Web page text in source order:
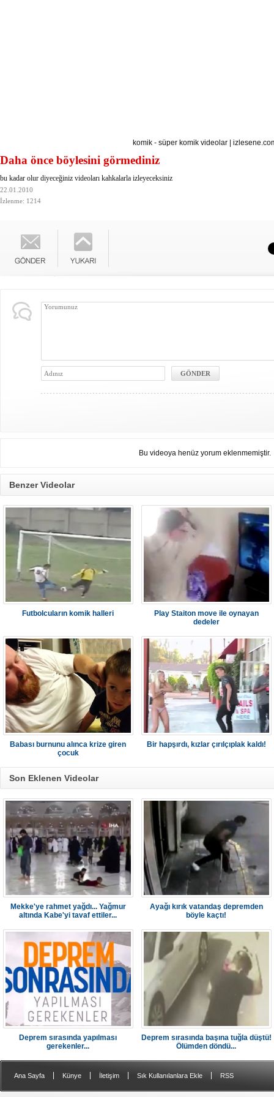
komik - süper komik videolar
Daha önce böylesini görmediniz
bu kadar olur diyeceğiniz videoları kahkalarla izleyeceksiniz
22.01.2010
İzlenme: 1214
Bu videoya henüz yorum eklenmemiştir.
Benzer Videolar
Futbolcuların komik halleri
Play Staiton move ile oynayan
dedeler
Babası burnunu alınca krize giren
çocuk
Bir hapşırdı, kızlar çırılçıplak kaldı!
Son Eklenen Videolar
Mekke'ye rahmet yağdı... Yağmur
altında Kabe'yi tavaf ettiler...
Ayağı kırık vatandaş depremden
böyle kaçtı!
Deprem sırasında yapılması
gerekenler...
Deprem sırasında başına tuğla düştü!
Ölümden döndü...
Ana Sayfa Künye İletişim Sık Kullanılanlara Ekle RSS